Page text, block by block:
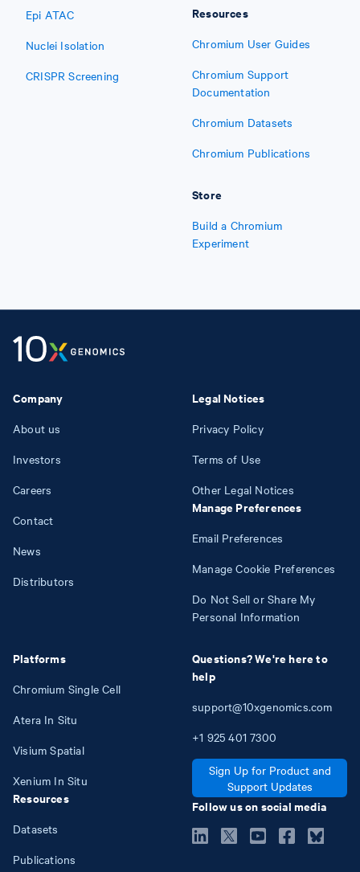
Epi ATAC
Nuclei Isolation
CRISPR Screening
Resources
Chromium User Guides
Chromium Support
Documentation
Chromium Datasets
Chromium Publications
Store
Build a Chromium
Experiment
Company
About us
Investors
Careers
Contact
News
Distributors
Platforms
Chromium Single Cell
Atera In Situ
Visium Spatial
Xenium In Situ
Resources
Datasets
Publications
Legal Notices
Privacy Policy
Terms of Use
Other Legal Notices
Manage Preferences
Email Preferences
Manage Cookie Preferences
Do Not Sell or Share My
Personal Information
Questions? We're here to
help
support@10xgenomics.com
+1 925 401 7300
Sign Up for Product and
Support Updates
Follow us on social media